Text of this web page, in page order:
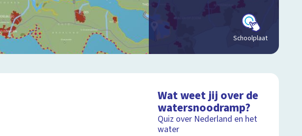
Schoolplaat
Wat weet jij over de
watersnoodramp?
Quiz over Nederland en het
water